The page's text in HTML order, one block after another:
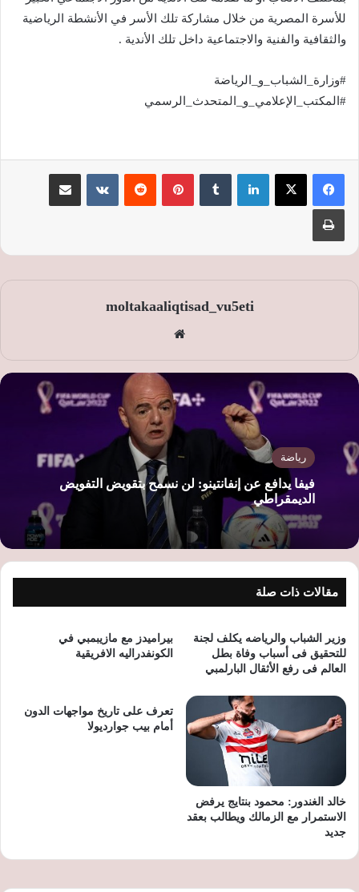
للأسرة المصرية من خلال مشاركة تلك الأسر في الأنشطة الرياضية
والثقافية والفنية والاجتماعية داخل تلك الأندية .
#وزارة_الشباب_و_الرياضة
#المكتب_الإعلامي_و_المتحدث_الرسمي
لينكدإن بينتيريست
moltakaaliqtisad_vu5eti
الوي
ب
رياضة
فيفا يدافع عن إنفانتينو: لن نسمح بتقويض التفويض
الديمقراطي
مقالات ذات صلة
وزير الشباب والرياضه يكلف لجنة
للتحقيق فى أسباب وفاة بطل
العالم فى رفع الأثقال البارلمبي
بيراميدز مع مازيبمبي في
الكونفدراليه الافريقية
خالد الغندور: محمود بنتايج يرفض
الاستمرار مع الزمالك ويطالب بعقد
جديد
تعرف على تاريخ مواجهات الدون
أمام بيب جوارديولا